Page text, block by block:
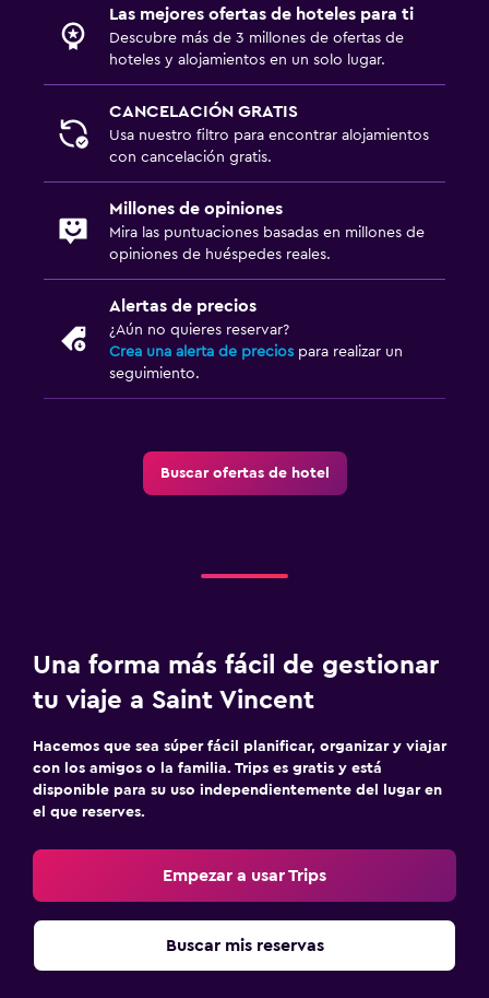
Las mejores ofertas de hoteles para ti
Descubre más de 3 millones de ofertas de
hoteles y alojamientos en un solo lugar.
CANCELACIÓN GRATIS
Usa nuestro filtro para encontrar alojamientos
con cancelación gratis.
Millones de opiniones
Mira las puntuaciones basadas en millones de
opiniones de huéspedes reales.
Alertas de precios
¿Aún no quieres reservar?
Crea una alerta de precios para realizar un
seguimiento.
Buscar ofertas de hotel
Una forma más fácil de gestionar
tu viaje a Saint Vincent
Hacemos que sea súper fácil planificar, organizar y viajar
con los amigos o la familia. Trips es gratis y está
disponible para su uso independientemente del lugar en
el que reserves.
Empezar a usar Trips
Buscar mis reservas